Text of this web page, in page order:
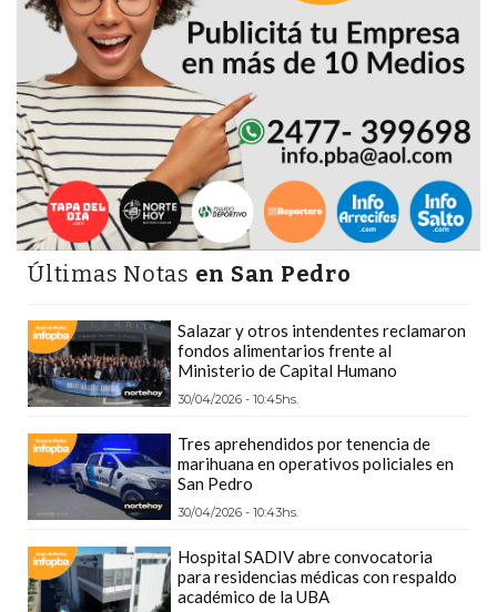
TIENDA
ONLINE
GRATIS
SUPLEMENTOS
DEPORTIVOS
EN
PERGAMINO:
DÓNDE
COMPRAR
PROTEÍNA,
Y
PRE
ENTRENO
ASESORAMIENTO
PROFESIONAL
CHANGUITO.COM.AR
Y
Últimas Notas en San Pedro
Salazar y otros intendentes reclamaron
fondos alimentarios frente al
Ministerio de Capital Humano
30/04/2026 - 10:45hs.
Tres aprehendidos por tenencia de
marihuana en operativos policiales en
San Pedro
30/04/2026 - 10:43hs.
Hospital SADIV abre convocatoria
para residencias médicas con respaldo
académico de la UBA